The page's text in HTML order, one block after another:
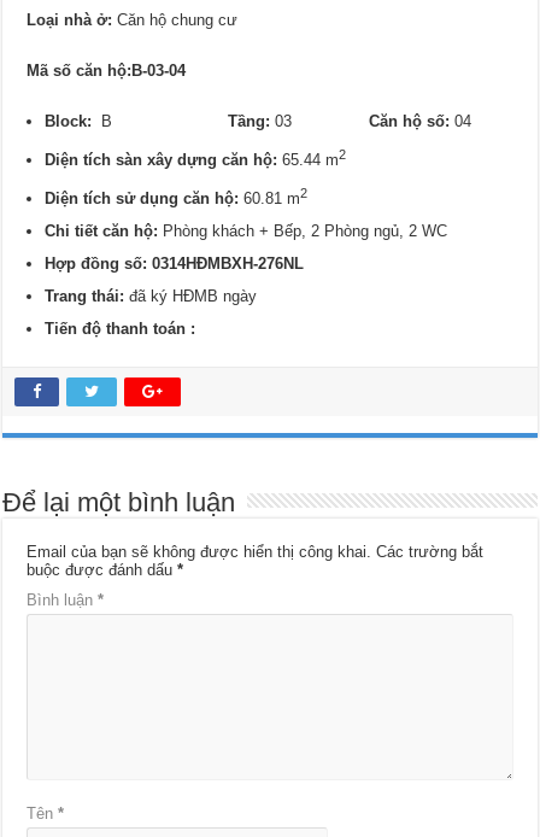
Loại nhà ở: Căn hộ chung cư
Mã số căn hộ:B-03-04
Block: BTầng: 03Căn hộ số: 04
Diện tích sàn xây dựng căn hộ:65.44 m2
Diện tích sử dụng căn hộ: 60.81 m2
Chi tiết căn hộ: Phòng khách + Bếp, 2 Phòng ngủ, 2 WC
Hợp đồng số: 0314HĐMBXH-276NL
Trang thái:đã ký HĐMB ngày
Tiến độ thanh toán :
Để lại một bình luận
Email của bạn sẽ không được hiển thị công khai. Các trường bắt
buộc được đánh dấu*
Bình luận*
Tên*